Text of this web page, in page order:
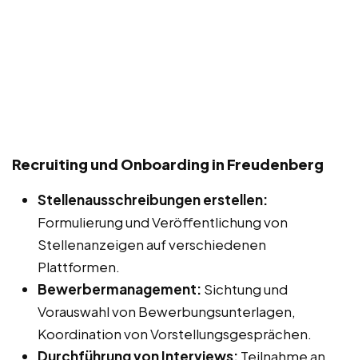
Recruiting und Onboarding in Freudenberg
Stellenausschreibungen erstellen:
Formulierung und Veröffentlichung von
Stellenanzeigen auf verschiedenen
Plattformen.
Bewerbermanagement: Sichtung und
Vorauswahl von Bewerbungsunterlagen,
Koordination von Vorstellungsgesprächen.
Durchführung von Interviews: Teilnahme an